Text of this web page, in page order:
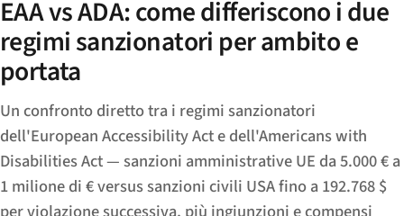
EAA vs ADA: come differiscono i due
regimi sanzionatori per ambito e
portata
Un confronto diretto tra i regimi sanzionatori
dell'European Accessibility Act e dell'Americans with
Disabilities Act — sanzioni amministrative UE da 5.000 € a
1 milione di € versus sanzioni civili USA fino a 192.768 $
per violazione successiva, più ingiunzioni e compensi